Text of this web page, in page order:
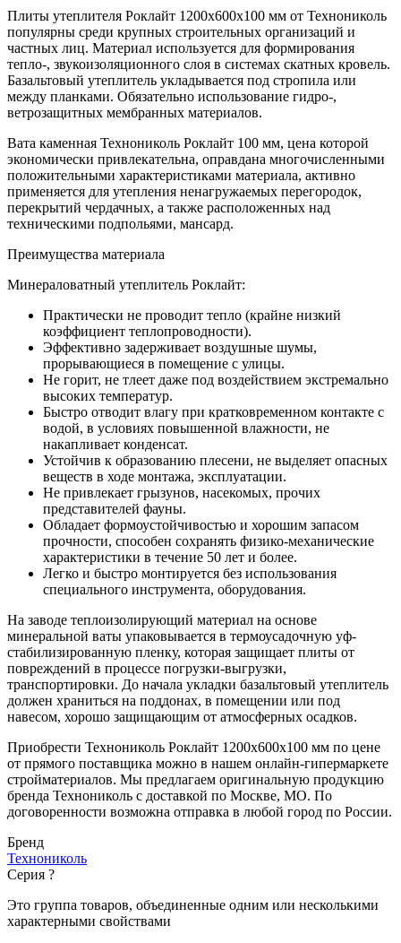
Плиты утеплителя Роклайт 1200х600х100 мм от Технониколь
популярны среди крупных строительных организаций и
частных лиц. Материал используется для формирования
тепло-, звукоизоляционного слоя в системах скатных кровель.
Базальтовый утеплитель укладывается под стропила или
между планками. Обязательно использование гидро-,
ветрозащитных мембранных материалов.
Вата каменная Технониколь Роклайт 100 мм, цена которой
экономически привлекательна, оправдана многочисленными
положительными характеристиками материала, активно
применяется для утепления ненагружаемых перегородок,
перекрытий чердачных, а также расположенных над
техническими подпольями, мансард.
Преимущества материала
Минераловатный утеплитель Роклайт:
Практически не проводит тепло (крайне низкий
коэффициент теплопроводности).
Эффективно задерживает воздушные шумы,
прорывающиеся в помещение с улицы.
Не горит, не тлеет даже под воздействием экстремально
высоких температур.
Быстро отводит влагу при кратковременном контакте с
водой, в условиях повышенной влажности, не
накапливает конденсат.
Устойчив к образованию плесени, не выделяет опасных
веществ в ходе монтажа, эксплуатации.
Не привлекает грызунов, насекомых, прочих
представителей фауны.
Обладает формоустойчивостью и хорошим запасом
прочности, способен сохранять физико-механические
характеристики в течение 50 лет и более.
Легко и быстро монтируется без использования
специального инструмента, оборудования.
На заводе теплоизолирующий материал на основе
минеральной ваты упаковывается в термоусадочную уф-
стабилизированную пленку, которая защищает плиты от
повреждений в процессе погрузки-выгрузки,
транспортировки. До начала укладки базальтовый утеплитель
должен храниться на поддонах, в помещении или под
навесом, хорошо защищающим от атмосферных осадков.
Приобрести Технониколь Роклайт 1200х600х100 мм по цене
от прямого поставщика можно в нашем онлайн-гипермаркете
стройматериалов. Мы предлагаем оригинальную продукцию
бренда Технониколь с доставкой по Москве, МО. По
договоренности возможна отправка в любой город по России.
Бренд
Технониколь
Серия ?
Это группа товаров, объединенные одним или несколькими
характерными свойствами